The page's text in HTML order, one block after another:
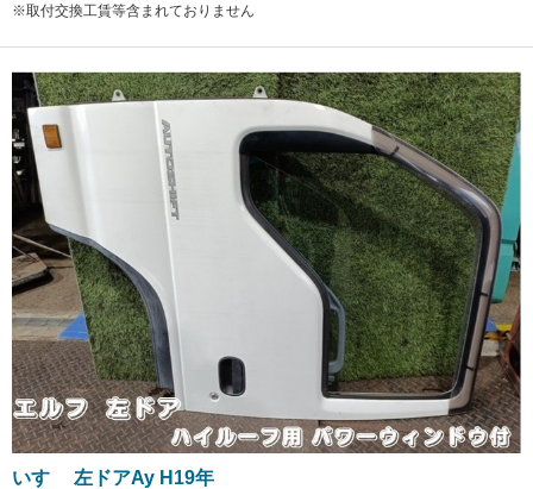
※取付交換工賃等含まれておりません
いすゞ 左ドアAy H19年